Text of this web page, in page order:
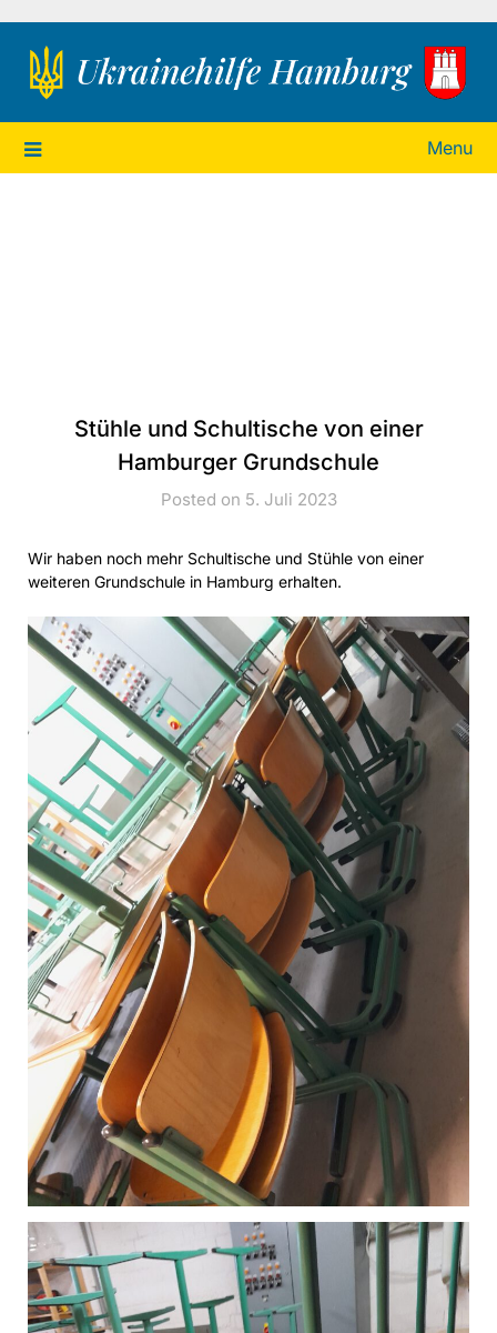
Ukrainehilfe Hamburg
Menu
Stühle und Schultische von einer
Hamburger Grundschule
Posted on 5. Juli 2023
Wir haben noch mehr Schultische und Stühle von einer
weiteren Grundschule in Hamburg erhalten.